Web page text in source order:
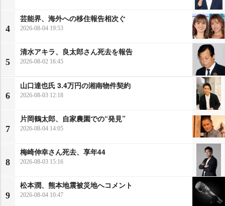
4
芸能界、海外への移住報告相次ぐ
2026-08-04 19:53
5
清水アキラ、良太郎さん死去を報告
2026-08-02 16:45
6
山口達也氏 3.4万円の湘南物件契約
2026-08-03 12:18
7
片岡鶴太郎、自家農園での“発見”
2026-08-04 14:05
8
梅崎伸幸さん死去、享年44
2026-08-03 15:16
9
松本潤、熊本地震被災地へコメント
2026-08-04 10:47